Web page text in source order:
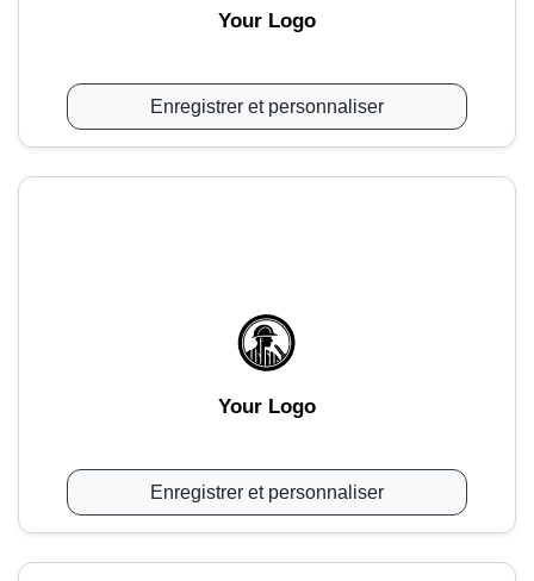
Your Logo
Enregistrer et personnaliser
Your Logo
Enregistrer et personnaliser